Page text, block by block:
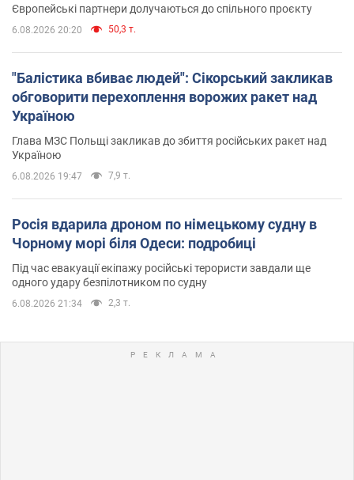
Європейські партнери долучаються до спільного проєкту
6.08.2026 20:20 50,3 т.
"Балістика вбиває людей": Сікорський закликав
обговорити перехоплення ворожих ракет над
Україною
Глава МЗС Польщі закликав до збиття російських ракет над
Україною
6.08.2026 19:47 7,9 т.
Росія вдарила дроном по німецькому судну в
Чорному морі біля Одеси: подробиці
Під час евакуації екіпажу російські терористи завдали ще
одного удару безпілотником по судну
6.08.2026 21:34 2,3 т.